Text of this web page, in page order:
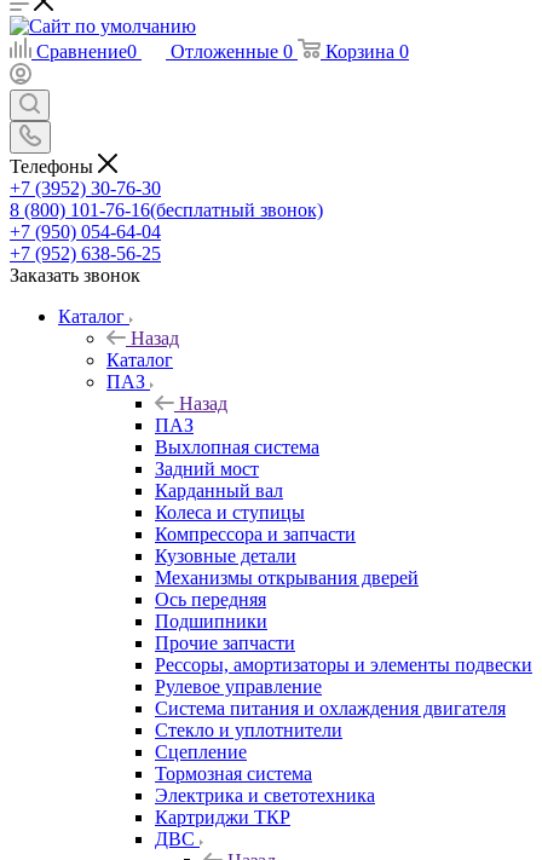
Сравнение0 Отложенные 0 Корзина 0
Телефоны
+7 (3952) 30-76-30
8 (800) 101-76-16(бесплатный звонок)
+7 (950) 054-64-04
+7 (952) 638-56-25
Заказать звонок
Каталог
Назад
Каталог
ПАЗ
Назад
ПАЗ
Выхлопная система
Задний мост
Карданный вал
Колеса и ступицы
Компрессора и запчасти
Кузовные детали
Механизмы открывания дверей
Ось передняя
Подшипники
Прочие запчасти
Рессоры, амортизаторы и элементы подвески
Рулевое управление
Система питания и охлаждения двигателя
Стекло и уплотнители
Сцепление
Тормозная система
Электрика и светотехника
Картриджи ТКР
ДВС